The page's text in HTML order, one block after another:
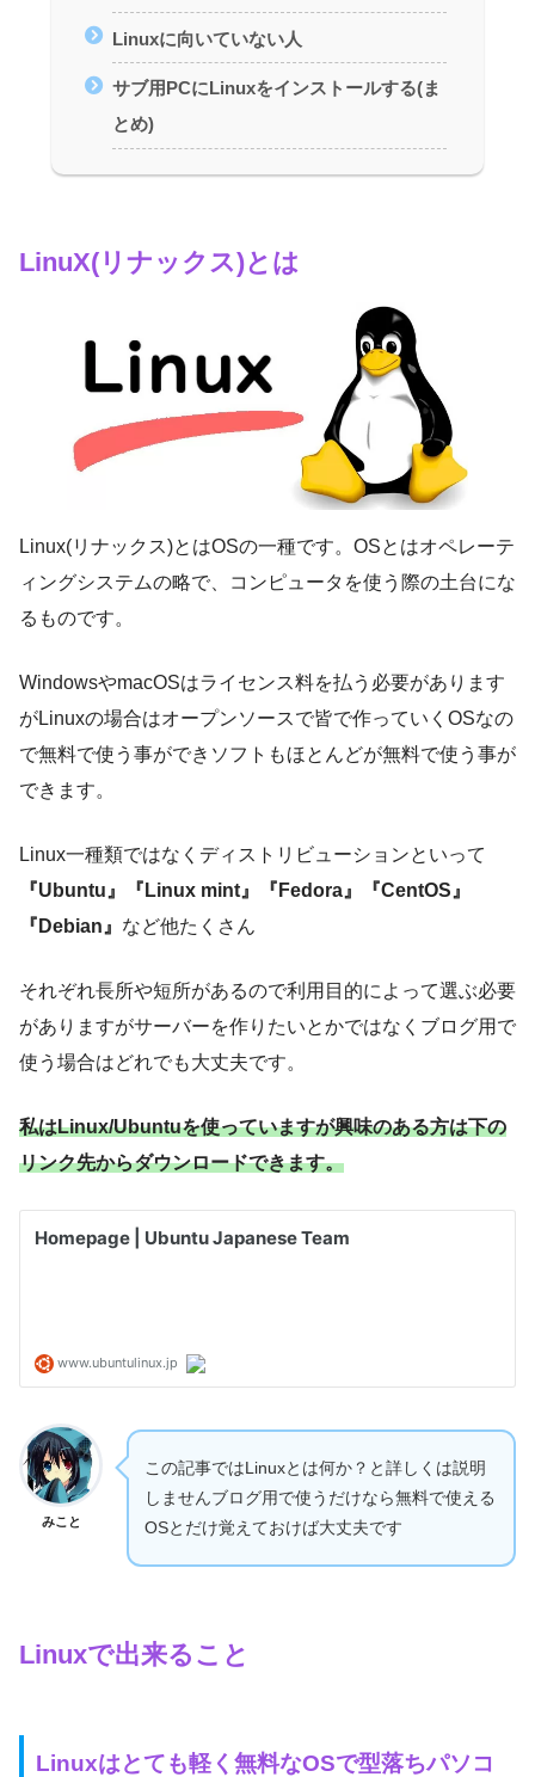
Linuxに向いていない人
サブ用PCにLinuxをインストールする(ま
とめ)
LinuX(リナックス)とは
Linux(リナックス)とはOSの一種です。OSとはオペレーテ
ィングシステムの略で、コンピュータを使う際の土台にな
るものです。
WindowsやmacOSはライセンス料を払う必要があります
がLinuxの場合はオープンソースで皆で作っていくOSなの
で無料で使う事ができソフトもほとんどが無料で使う事が
できます。
Linux一種類ではなくディストリビューションといって
『Ubuntu』『Linux mint』『Fedora』『CentOS』
『Debian』 など他たくさん
それぞれ長所や短所があるので利用目的によって選ぶ必要
がありますがサーバーを作りたいとかではなくブログ用で
使う場合はどれでも大丈夫です。
私はLinux/Ubuntuを使っていますが興味のある方は下の
リンク先からダウンロードできます。
みこと
この記事ではLinuxとは何か？と詳しくは説明
しませんブログ用で使うだけなら無料で使える
OSとだけ覚えておけば大丈夫です
Linuxで出来ること
Linuxはとても軽く無料なOSで型落ちパソコ